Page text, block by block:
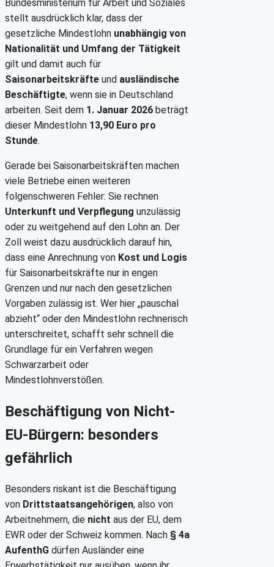
Bundesministerium für Arbeit und Soziales
stellt ausdrücklich klar, dass der
gesetzliche Mindestlohn unabhängig von
Nationalität und Umfang der Tätigkeit
gilt und damit auch für
Saisonarbeitskräfte und ausländische
Beschäftigte, wenn sie in Deutschland
arbeiten. Seit dem 1. Januar 2026 beträgt
dieser Mindestlohn 13,90 Euro pro
Stunde.
Gerade bei Saisonarbeitskräften machen
viele Betriebe einen weiteren
folgenschweren Fehler: Sie rechnen
Unterkunft und Verpflegung unzulässig
oder zu weitgehend auf den Lohn an. Der
Zoll weist dazu ausdrücklich darauf hin,
dass eine Anrechnung von Kost und Logis
für Saisonarbeitskräfte nur in engen
Grenzen und nur nach den gesetzlichen
Vorgaben zulässig ist. Wer hier „pauschal
abzieht“ oder den Mindestlohn rechnerisch
unterschreitet, schafft sehr schnell die
Grundlage für ein Verfahren wegen
Schwarzarbeit oder
Mindestlohnverstößen.
Beschäftigung von Nicht-
EU-Bürgern: besonders
gefährlich
Besonders riskant ist die Beschäftigung
von Drittstaatsangehörigen, also von
Arbeitnehmern, die nicht aus der EU, dem
EWR oder der Schweiz kommen. Nach § 4a
AufenthG dürfen Ausländer eine